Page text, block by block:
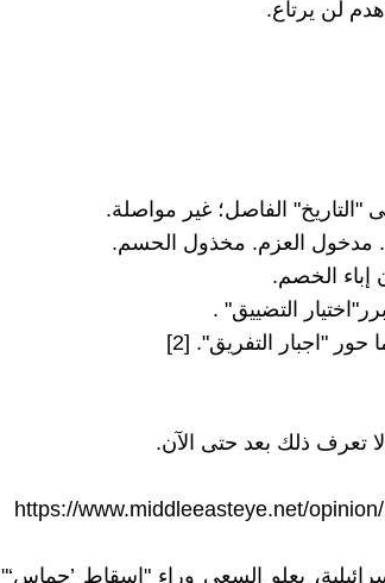
لن يرتاع.
"التاريخ" الفاصل؛ غير مواصلة.
مدخول العزم. مخذول الحسم.
إباء الخصم.
التضييق" .
"اجبار التفريق". [2]
https://www.middleeasteye.net/
يعلو السعي وراء "إسقاط ’حماس‘"